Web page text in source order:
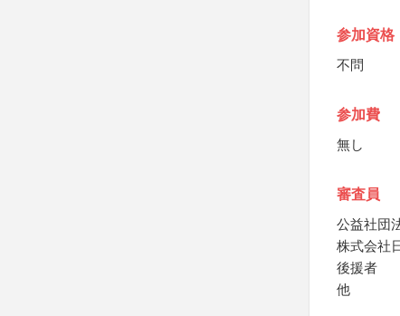
参加資格
不問
参加費
無し
審査員
公益社団
株式会社
後援者
他